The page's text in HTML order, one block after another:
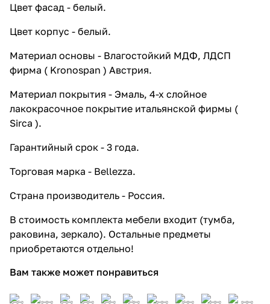
Цвет фасад - белый.
Цвет корпус - белый.
Материал основы - Влагостойкий МДФ, ЛДСП
фирма ( Kronospan ) Австрия.
Материал покрытия - Эмаль, 4-х слойное
лакокрасочное покрытие итальянской фирмы (
Sirca ).
Гарантийный срок - 3 года.
Торговая марка - Bellezza.
Страна производитель - Россия.
В стоимость комплекта мебели входит (тумба,
раковина, зеркало). Остальные предметы
приобретаются отдельно!
Вам также может понравиться